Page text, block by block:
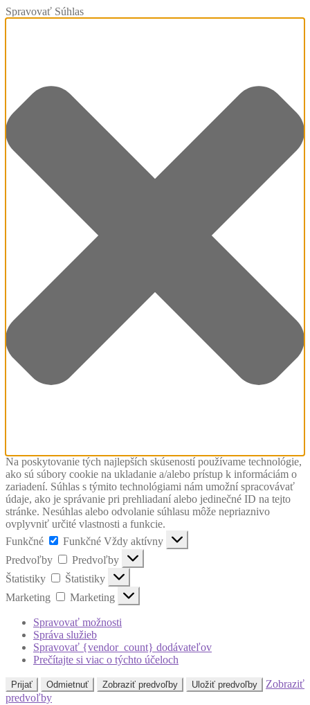
Spravovať Súhlas
Na poskytovanie tých najlepších skúseností používame technológie,
ako sú súbory cookie na ukladanie a/alebo prístup k informáciám o
zariadení. Súhlas s týmito technológiami nám umožní spracovávať
údaje, ako je správanie pri prehliadaní alebo jedinečné ID na tejto
stránke. Nesúhlas alebo odvolanie súhlasu môže nepriaznivo
ovplyvniť určité vlastnosti a funkcie.
Funkčné
Funkčné Vždy aktívny
Predvoľby
Predvoľby
Štatistiky
Štatistiky
Marketing
Marketing
Spravovať možnosti
Správa služieb
Spravovať {vendor_count} dodávateľov
Prečítajte si viac o týchto účeloch
Prijať Odmietnuť Zobraziť predvoľby Uložiť predvoľby
Zobraziť
predvoľby